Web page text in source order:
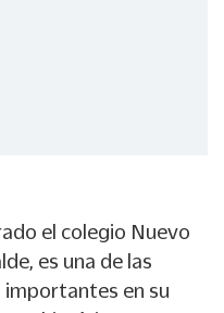
el colegio Nuevo
es una de las
importantes en su